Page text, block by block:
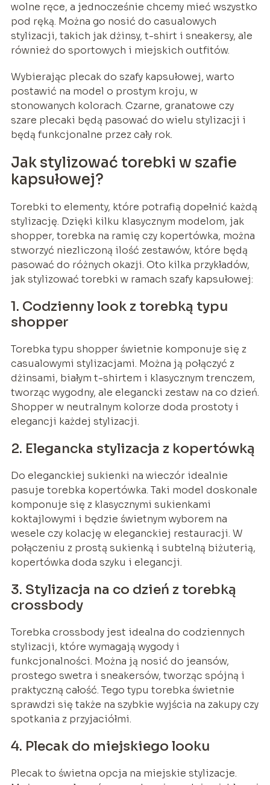
wolne ręce, a jednocześnie chcemy mieć wszystko
pod ręką. Można go nosić do casualowych
stylizacji, takich jak dżinsy, t-shirt i sneakersy, ale
również do sportowych i miejskich outfitów.
Wybierając plecak do szafy kapsułowej, warto
postawić na model o prostym kroju, w
stonowanych kolorach. Czarne, granatowe czy
szare plecaki będą pasować do wielu stylizacji i
będą funkcjonalne przez cały rok.
Jak stylizować torebki w szafie
kapsułowej?
Torebki to elementy, które potrafią dopełnić każdą
stylizację. Dzięki kilku klasycznym modelom, jak
shopper, torebka na ramię czy kopertówka, można
stworzyć niezliczoną ilość zestawów, które będą
pasować do różnych okazji. Oto kilka przykładów,
jak stylizować torebki w ramach szafy kapsułowej:
1. Codzienny look z torebką typu
shopper
Torebka typu shopper świetnie komponuje się z
casualowymi stylizacjami. Można ją połączyć z
dżinsami, białym t-shirtem i klasycznym trenczem,
tworząc wygodny, ale elegancki zestaw na co dzień.
Shopper w neutralnym kolorze doda prostoty i
elegancji każdej stylizacji.
2. Elegancka stylizacja z kopertówką
Do eleganckiej sukienki na wieczór idealnie
pasuje torebka kopertówka. Taki model doskonale
komponuje się z klasycznymi sukienkami
koktajlowymi i będzie świetnym wyborem na
wesele czy kolację w eleganckiej restauracji. W
połączeniu z prostą sukienką i subtelną biżuterią,
kopertówka doda szyku i elegancji.
3. Stylizacja na co dzień z torebką
crossbody
Torebka crossbody jest idealna do codziennych
stylizacji, które wymagają wygody i
funkcjonalności. Można ją nosić do jeansów,
prostego swetra i sneakersów, tworząc spójną i
praktyczną całość. Tego typu torebka świetnie
sprawdzi się także na szybkie wyjścia na zakupy czy
spotkania z przyjaciółmi.
4. Plecak do miejskiego looku
Plecak to świetna opcja na miejskie stylizacje.